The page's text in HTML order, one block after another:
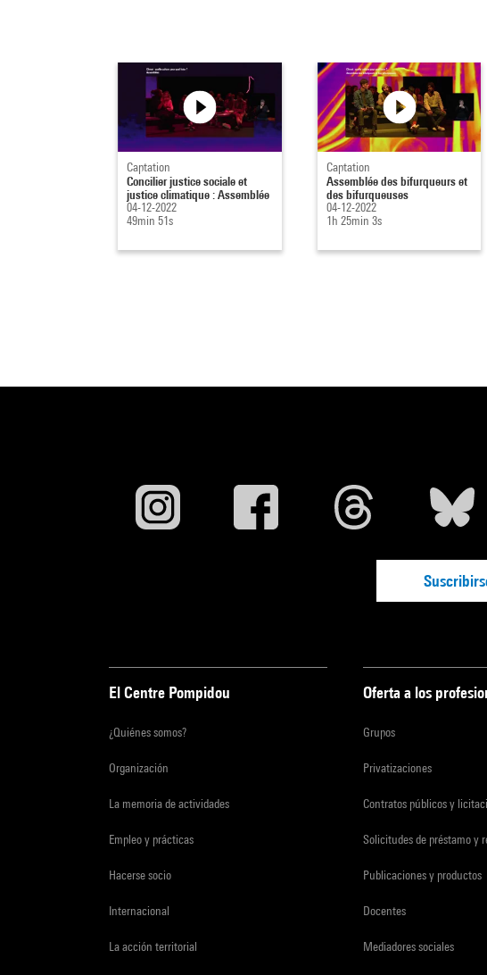
Captation
Concilier justice sociale et
justice climatique : Assemblée
04-12-2022
49min 51s
Captation
Assemblée des bifurqueurs et
des bifurqueuses
04-12-2022
1h 25min 3s
El Centre Pompidou
¿Quiénes somos?
Organización
La memoria de actividades
Empleo y prácticas
Hacerse socio
Internacional
La acción territorial
Oferta a los
Grupos
Privatizaciones
Contratos públicos y
Solicitudes de préstamo y
Publicaciones y productos
Docentes
Mediadores sociales